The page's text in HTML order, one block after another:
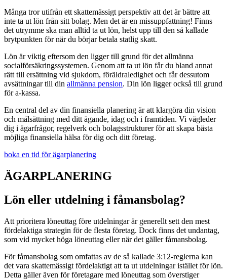
Många tror utifrån ett skattemässigt perspektiv att det är bättre att
inte ta ut lön från sitt bolag. Men det är en missuppfattning! Finns
det utrymme ska man alltid ta ut lön, helst upp till den så kallade
brytpunkten för när du börjar betala statlig skatt.
Lön är viktig eftersom den ligger till grund för det allmänna
socialförsäkringssystemen. Genom att ta ut lön får du bland annat
rätt till ersättning vid sjukdom, föräldraledighet och får dessutom
avsättningar till din allmänna pension. Din lön ligger också till grund
för a-kassa.
En central del av din finansiella planering är att klargöra din vision
och målsättning med ditt ägande, idag och i framtiden. Vi vägleder
dig i ägarfrågor, regelverk och bolagsstrukturer för att skapa bästa
möjliga finansiella hälsa för dig och ditt företag.
boka en tid för ägarplanering
ÄGARPLANERING
Lön eller utdelning i fåmansbolag?
Att prioritera löneuttag före utdelningar är generellt sett den mest
fördelaktiga strategin för de flesta företag. Dock finns det undantag,
som vid mycket höga löneuttag eller när det gäller fåmansbolag.
För fåmansbolag som omfattas av de så kallade 3:12-reglerna kan
det vara skattemässigt fördelaktigt att ta ut utdelningar istället för lön.
Detta gäller även för företagare med löneuttag som överstiger